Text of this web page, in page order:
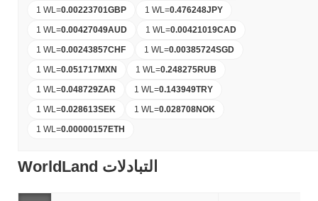
1 WL =0.00223701GBP 1 WL =0.476248JPY
1 WL =0.00427049AUD 1 WL =0.00421019CAD
1 WL =0.00243857CHF 1 WL =0.00385724SGD
1 WL =0.051717MXN 1 WL =0.248275RUB
1 WL =0.048729ZAR 1 WL =0.143949TRY
1 WL =0.028613SEK 1 WL =0.028708NOK
1 WL =0.00000157ETH
WorldLand التبادلات